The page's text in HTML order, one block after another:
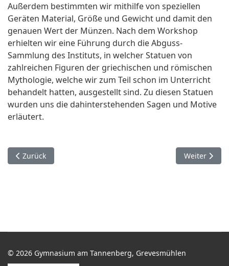
Außerdem bestimmten wir mithilfe von speziellen
Geräten Material, Größe und Gewicht und damit den
genauen Wert der Münzen. Nach dem Workshop
erhielten wir eine Führung durch die Abguss-
Sammlung des Instituts, in welcher Statuen von
zahlreichen Figuren der griechischen und römischen
Mythologie, welche wir zum Teil schon im Unterricht
behandelt hatten, ausgestellt sind. Zu diesen Statuen
wurden uns die dahinterstehenden Sagen und Motive
erläutert.
Vorheriger Beitrag: Fremdsprachenfahrt nach Berlin
Zurück Nächster
Weiter
© 2026 Gymnasium am Tannenberg, Grevesmühlen